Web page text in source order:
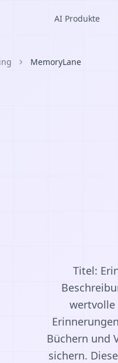
AI Produkte
MemoryLane
Titel:
wertvolle
Büchern und
sichern.